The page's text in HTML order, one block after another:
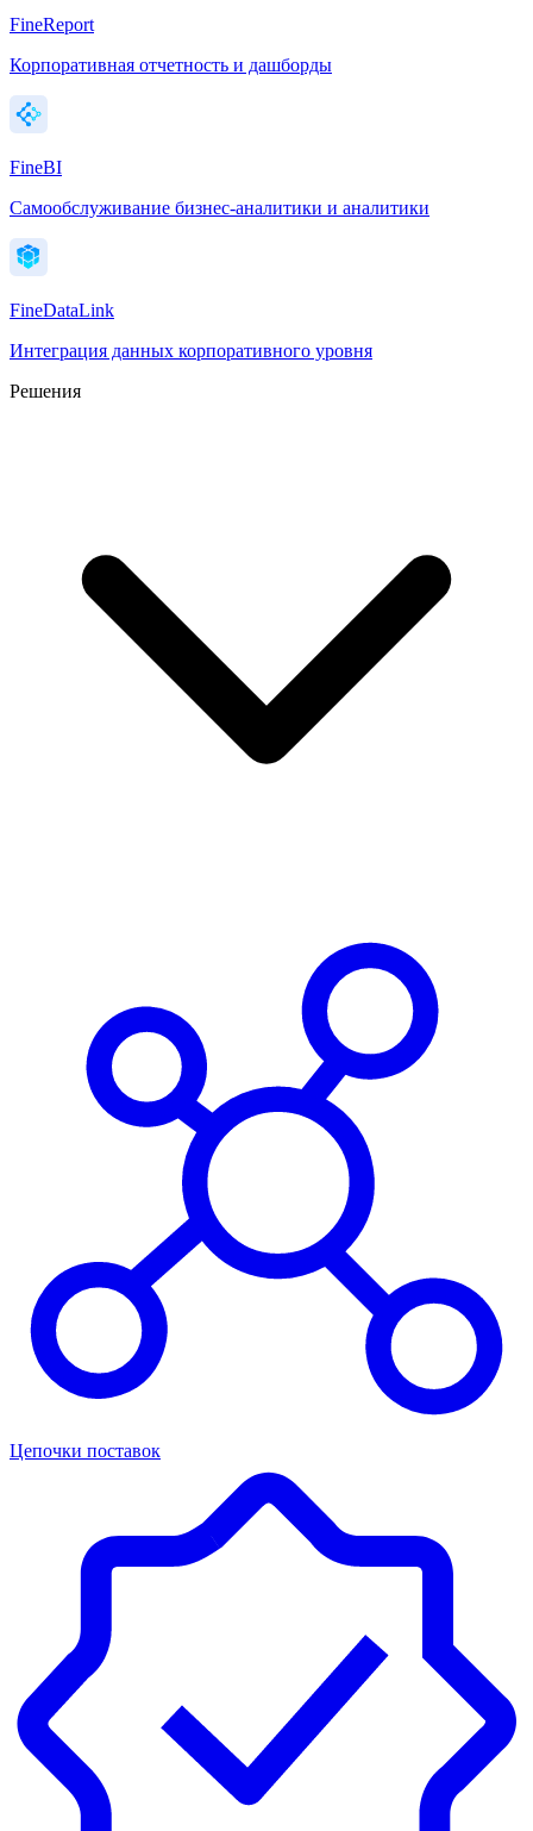
FineReport
Корпоративная отчетность и дашборды
FineBI
Самообслуживание бизнес-аналитики и аналитики
FineDataLink
Интеграция данных корпоративного уровня
Решения
Цепочки поставок